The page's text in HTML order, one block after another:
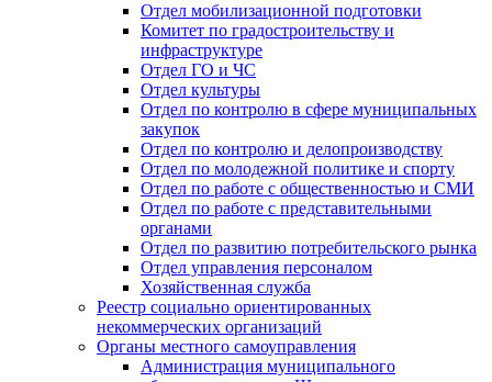
Отдел мобилизационной подготовки
Комитет по градостроительству и
инфраструктуре
Отдел ГО и ЧС
Отдел культуры
Отдел по контролю в сфере муниципальных
закупок
Отдел по контролю и делопроизводству
Отдел по молодежной политике и спорту
Отдел по работе с общественностью и СМИ
Отдел по работе с представительными
органами
Отдел по развитию потребительского рынка
Отдел управления персоналом
Хозяйственная служба
Реестр социально ориентированных
некоммерческих организаций
Органы местного самоуправления
Администрация муниципального